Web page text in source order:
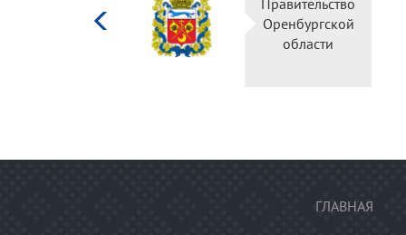
Оренбургской
области
ГЛАВНАЯ